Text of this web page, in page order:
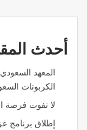
أحدث
المعهد
الكربونات
لا تفوت فرصة
إطلاق برنامج